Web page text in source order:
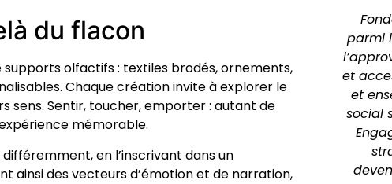
du flacon
olfactifs : textiles brodés, ornements,
Chaque création invite à explorer le
sens. Sentir, toucher, emporter : autant de
mémorable.
en l’inscrivant dans un
ainsi des vecteurs d’émotion et de narration,
parmi
et
et
social